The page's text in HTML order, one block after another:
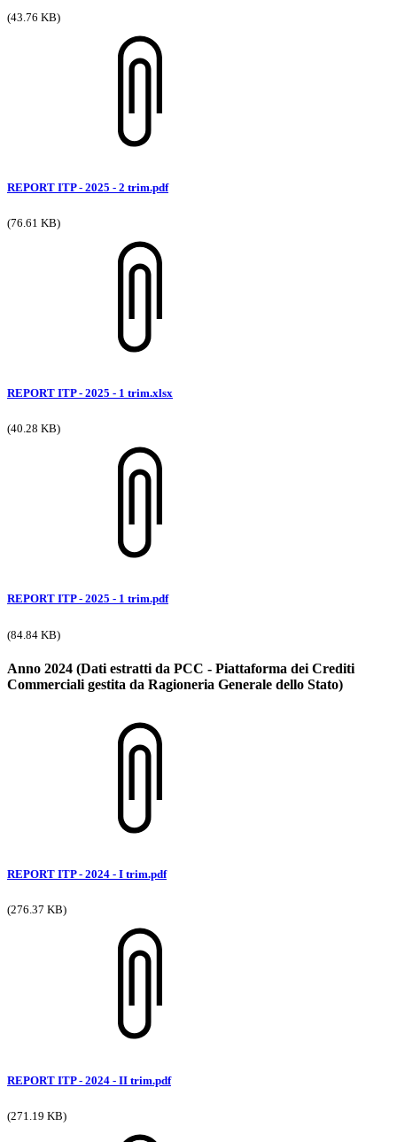
(43.76 KB)
REPORT ITP - 2025 - 2 trim.pdf
(76.61 KB)
REPORT ITP - 2025 - 1 trim.xlsx
(40.28 KB)
REPORT ITP - 2025 - 1 trim.pdf
(84.84 KB)
Anno 2024 (Dati estratti da PCC - Piattaforma dei Crediti
Commerciali gestita da Ragioneria Generale dello Stato)
REPORT ITP - 2024 - I trim.pdf
(276.37 KB)
REPORT ITP - 2024 - II trim.pdf
(271.19 KB)